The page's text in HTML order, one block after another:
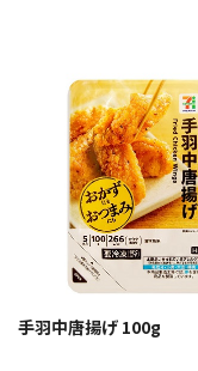
手羽中唐揚げ 100g